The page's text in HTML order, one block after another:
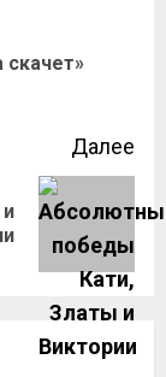
скачет»
Далее